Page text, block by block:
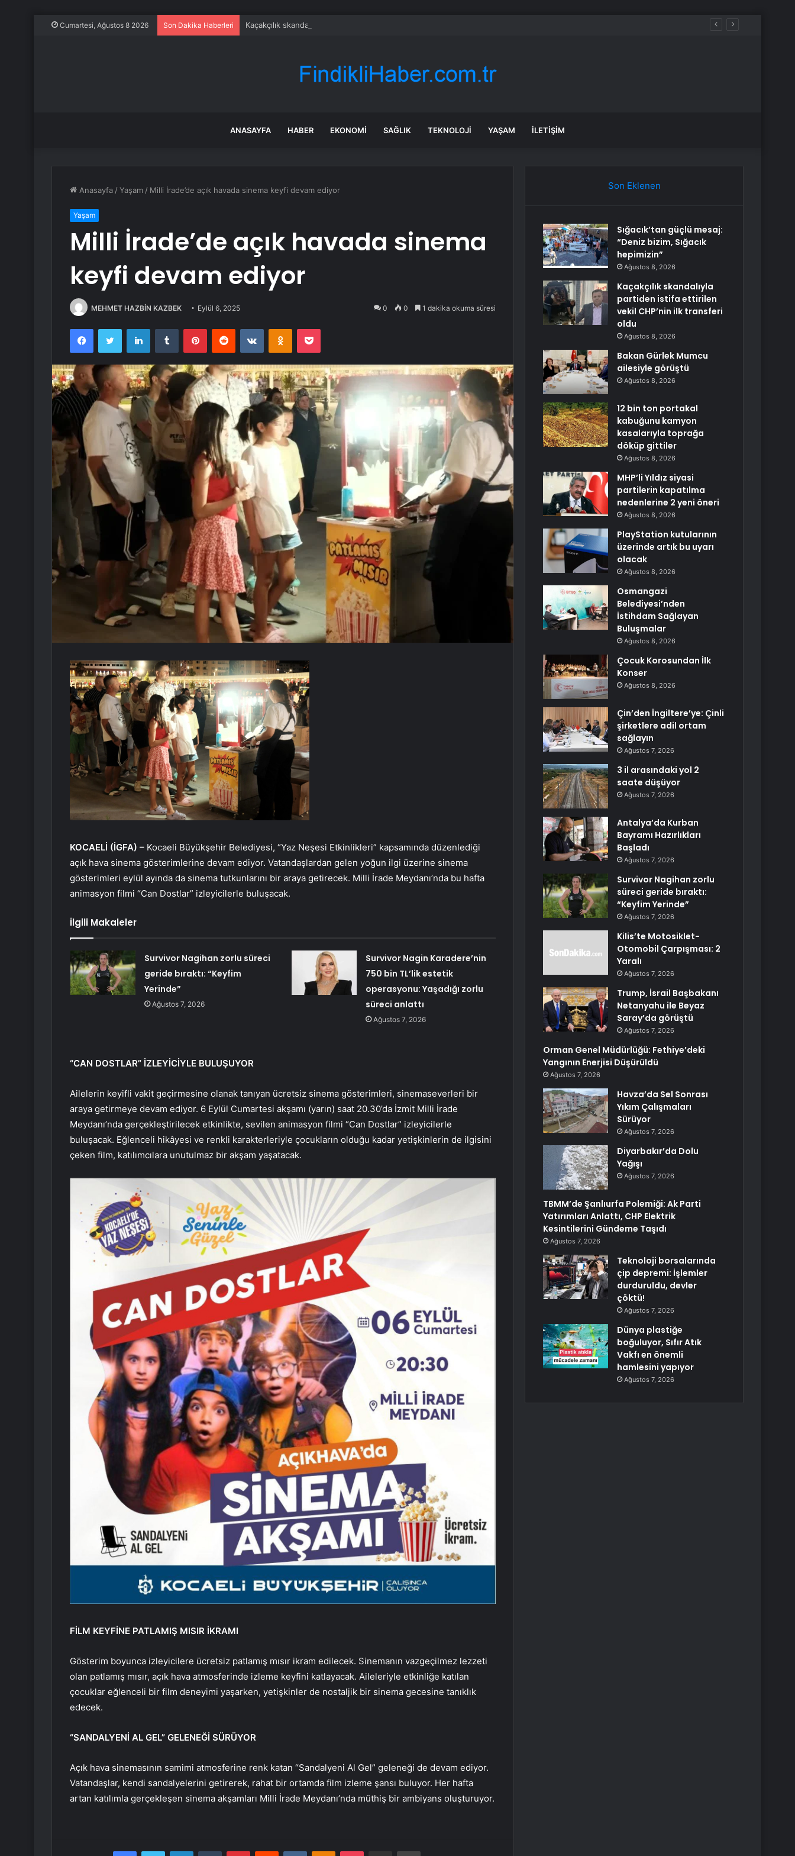
Cumartesi, Ağustos 8 2026 Son Dakika Haberleri Kaçakçılık skandalıyla partiden istifa ettirilen vekil CHP’nin ilk transferi oldu
ANASAYFA HABER EKONOMI SAĞLIK TEKNOLOJI YAŞAM İLETIŞIM
Anasayfa /Yaşam / Milli İrade’de açık havada sinema keyfi devam ediyor
Yaşam
Milli İrade’de açık havada sinema
keyfi devam ediyor
MEHMET HAZBİN KAZBEK Eylül 6, 2025 0 0 1 dakika okuma süresi
FacebookTwitter LinkedInTumblr PinterestReddit VKontakteOdnoklassniki
Pocket
KOCAELİ (İGFA) – Kocaeli Büyükşehir Belediyesi, “Yaz Neşesi Etkinlikleri” kapsamında düzenlediği
açık hava sinema gösterimlerine devam ediyor. Vatandaşlardan gelen yoğun ilgi üzerine sinema
gösterimleri eylül ayında da sinema tutkunlarını bir araya getirecek. Milli İrade Meydanı’nda bu hafta
animasyon filmi “Can Dostlar” izleyicilerle buluşacak.
İlgili Makaleler
Survivor Nagihan zorlu süreci
geride bıraktı: “Keyfim
Yerinde”
Ağustos 7, 2026
Survivor Nagin Karadere’nin
750 bin TL’lik estetik
operasyonu: Yaşadığı zorlu
süreci anlattı
Ağustos 7, 2026
“CAN DOSTLAR” İZLEYİCİYLE BULUŞUYOR
Ailelerin keyifli vakit geçirmesine olanak tanıyan ücretsiz sinema gösterimleri, sinemaseverleri bir
araya getirmeye devam ediyor. 6 Eylül Cumartesi akşamı (yarın) saat 20.30’da İzmit Milli İrade
Meydanı’nda gerçekleştirilecek etkinlikte, sevilen animasyon filmi “Can Dostlar” izleyicilerle
buluşacak. Eğlenceli hikâyesi ve renkli karakterleriyle çocukların olduğu kadar yetişkinlerin de ilgisini
çeken film, katılımcılara unutulmaz bir akşam yaşatacak.
FİLM KEYFİNE PATLAMIŞ MISIR İKRAMI
Gösterim boyunca izleyicilere ücretsiz patlamış mısır ikram edilecek. Sinemanın vazgeçilmez lezzeti
olan patlamış mısır, açık hava atmosferinde izleme keyfini katlayacak. Aileleriyle etkinliğe katılan
çocuklar eğlenceli bir film deneyimi yaşarken, yetişkinler de nostaljik bir sinema gecesine tanıklık
edecek.
“SANDALYENİ AL GEL” GELENEĞİ SÜRÜYOR
Açık hava sinemasının samimi atmosferine renk katan “Sandalyeni Al Gel” geleneği de devam ediyor.
Vatandaşlar, kendi sandalyelerini getirerek, rahat bir ortamda film izleme şansı buluyor. Her hafta
artan katılımla gerçekleşen sinema akşamları Milli İrade Meydanı’nda müthiş bir ambiyans oluşturuyor.
FacebookTwitter LinkedInTumblr PinterestReddit VKontakteOdnoklassniki
Pocket E-Posta ile paylaş Yazdır
Son Eklenen
Sığacık’tan güçlü mesaj:
“Deniz bizim, Sığacık
hepimizin”
Ağustos 8, 2026
Kaçakçılık skandalıyla
partiden istifa ettirilen
vekil CHP’nin ilk transferi
oldu
Ağustos 8, 2026
Bakan Gürlek Mumcu
ailesiyle görüştü
Ağustos 8, 2026
12 bin ton portakal
kabuğunu kamyon
kasalarıyla toprağa
döküp gittiler
Ağustos 8, 2026
MHP’li Yıldız siyasi
partilerin kapatılma
nedenlerine 2 yeni öneri
Ağustos 8, 2026
PlayStation kutularının
üzerinde artık bu uyarı
olacak
Ağustos 8, 2026
Osmangazi
Belediyesi’nden
İstihdam Sağlayan
Buluşmalar
Ağustos 8, 2026
Çocuk Korosundan İlk
Konser
Ağustos 8, 2026
Çin’den İngiltere’ye: Çinli
şirketlere adil ortam
sağlayın
Ağustos 7, 2026
3 il arasındaki yol 2
saate düşüyor
Ağustos 7, 2026
Antalya’da Kurban
Bayramı Hazırlıkları
Başladı
Ağustos 7, 2026
Survivor Nagihan zorlu
süreci geride bıraktı:
“Keyfim Yerinde”
Ağustos 7, 2026
Kilis’te Motosiklet-
Otomobil Çarpışması: 2
Yaralı
Ağustos 7, 2026
Trump, İsrail Başbakanı
Netanyahu ile Beyaz
Saray’da görüştü
Ağustos 7, 2026
Orman Genel Müdürlüğü: Fethiye’deki
Yangının Enerjisi Düşürüldü
Ağustos 7, 2026
Havza’da Sel Sonrası
Yıkım Çalışmaları
Sürüyor
Ağustos 7, 2026
Diyarbakır’da Dolu
Yağışı
Ağustos 7, 2026
TBMM’de Şanlıurfa Polemiği: Ak Parti
Yatırımları Anlattı, CHP Elektrik
Kesintilerini Gündeme Taşıdı
Ağustos 7, 2026
Teknoloji borsalarında
çip depremi: İşlemler
durduruldu, devler
çöktü!
Ağustos 7, 2026
Dünya plastiğe
boğuluyor, Sıfır Atık
Vakfı en önemli
hamlesini yapıyor
Ağustos 7, 2026